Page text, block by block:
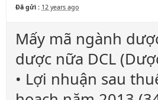
Đã gửi : 12 years ago
Mấy mã ngành
dược nữa DCL
• Lợi nhuận sau